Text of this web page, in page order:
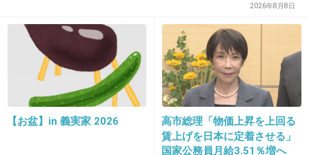
+8 -23
2013/04/26(金) 03:43:51
このブログで言いたかったことは
「今彼女いないです、安心してください」
2026年8月8日
【お盆】in 義実家 2026
高市総理「物価上昇を上回る
賃上げを日本に定着させる」
国家公務員月給3.51％増へ